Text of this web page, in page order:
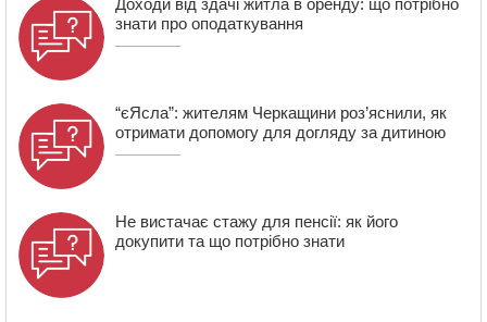
знати про оподаткування
“єЯсла”: жителям Черкащини роз’яснили, як
отримати допомогу для догляду за дитиною
Не вистачає стажу для пенсії: як його
докупити та що потрібно знати